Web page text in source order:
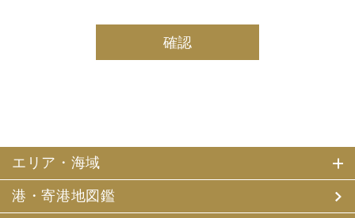
(3) 当社は、当社で就業する社員及び社員の扶養親族、及
び当社が支払調書等を作成する継続的契約関係のある個人
います。）は、お客様がご旅行の申込みの際にお申出いた
だいた個人情報についてお客様との連絡のために利用させ
ていただくほか、お客様がお申込みいただいた旅行におい
て運送・宿泊機関等（主要な運送・宿泊機関等について契
約書面に記載されています）の提供する旅行サービスの手
エリア・海域
港・寄港地図鑑